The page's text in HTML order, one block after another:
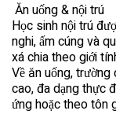
️ Ăn uống & nội trú
Học sinh nội trú
nghi, ấm cúng và
xá chia theo giới
Về ăn uống,
cao, đa dạng thực
ứng hoặc theo tôn